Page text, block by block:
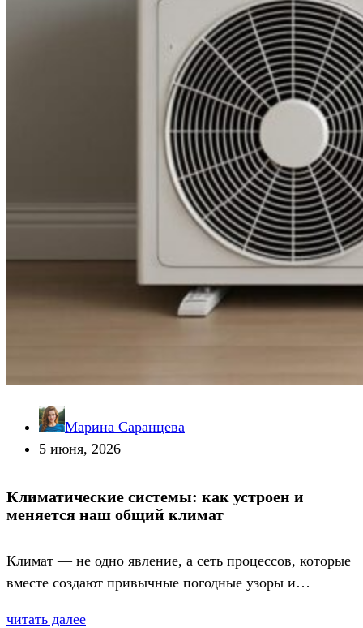
Марина Саранцева
5 июня, 2026
Климатические системы: как устроен и
меняется наш общий климат
Климат — не одно явление, а сеть процессов, которые
вместе создают привычные погодные узоры и…
читать далее